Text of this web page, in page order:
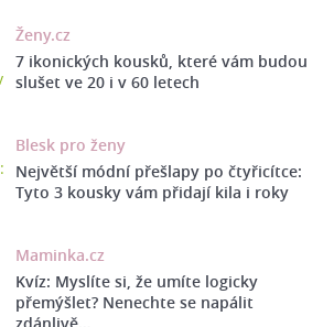
Ženy.cz
7 ikonických kousků, které vám budou
slušet ve 20 i v 60 letech
Blesk pro ženy
Největší módní přešlapy po čtyřicítce:
Tyto 3 kousky vám přidají kila i roky
Maminka.cz
Kvíz: Myslíte si, že umíte logicky
přemýšlet? Nenechte se napálit